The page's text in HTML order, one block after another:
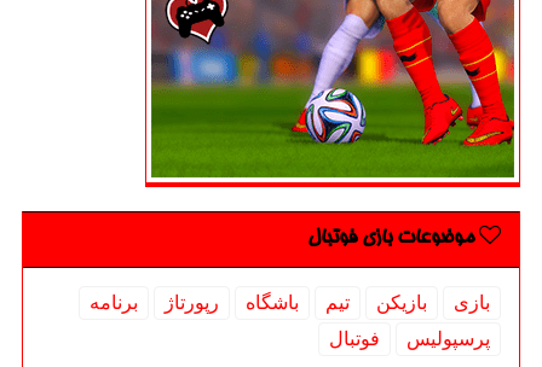
موضوعات بازی فوتبال
بازی بازیكن تیم باشگاه رپورتاژ
برنامه
پرسپولیس
فوتبال